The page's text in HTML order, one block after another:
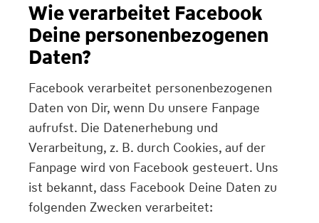
Wie verarbeitet Facebook
Deine personenbezogenen
Daten?
Facebook verarbeitet personenbezogenen
Daten von Dir, wenn Du unsere Fanpage
aufrufst. Die Datenerhebung und
Verarbeitung, z. B. durch Cookies, auf der
Fanpage wird von Facebook gesteuert. Uns
ist bekannt, dass Facebook Deine Daten zu
folgenden Zwecken verarbeitet: